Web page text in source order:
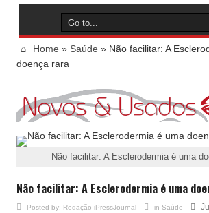
Home » Saúde » Não facilitar: A
doença rara
Não facilitar: A Esclerodermia é uma
Não facilitar: A Esclerodermia é uma
Posted by: Redação iPressJournal in Saúde